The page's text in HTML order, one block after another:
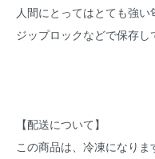
人間にとってはとても強
ジップロックなどで保存し
【配送について】
この商品は、冷凍になり